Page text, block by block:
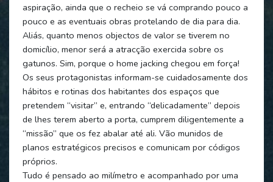
aspiração, ainda que o recheio se vá comprando pouco a
pouco e as eventuais obras protelando de dia para dia.
Aliás, quanto menos objectos de valor se tiverem no
domicílio, menor será a atracção exercida sobre os
gatunos. Sim, porque o home jacking chegou em força!
Os seus protagonistas informam-se cuidadosamente dos
hábitos e rotinas dos habitantes dos espaços que
pretendem “visitar” e, entrando “delicadamente” depois
de lhes terem aberto a porta, cumprem diligentemente a
“missão” que os fez abalar até ali. Vão munidos de
planos estratégicos precisos e comunicam por códigos
próprios.
Tudo é pensado ao milímetro e acompanhado por uma